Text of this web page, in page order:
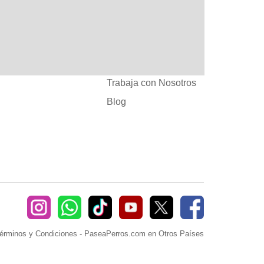
Trabaja con Nosotros
Blog
y Condiciones - PaseaPerros.com en Otros Países